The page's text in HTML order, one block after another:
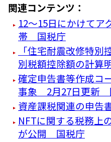
関連コンテンツ：
12～15日にかけてア
帯 国税庁
「住宅耐震改修特
別税額控除額の計
確定申告書等作成コ
事象 2月27日更新
資産課税関連の申
NFTに関する税務上
が公開 国税庁